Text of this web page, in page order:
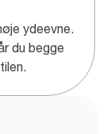
ydeevne.
du begge